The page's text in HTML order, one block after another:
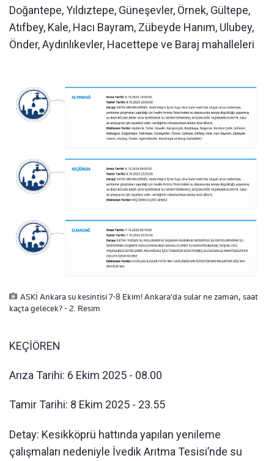
Doğantepe, Yıldıztepe, Güneşevler, Örnek, Gültepe,
Atıfbey, Kale, Hacı Bayram, Zübeyde Hanım, Ulubey,
Önder, Aydınlıkevler, Hacettepe ve Baraj mahalleleri
ASKİ Ankara su kesintisi 7-8 Ekim! Ankara'da sular ne zaman, saat
kaçta gelecek? - 2. Resim
KEÇİÖREN
Arıza Tarihi: 6 Ekim 2025 - 08.00
Tamir Tarihi: 8 Ekim 2025 - 23.55
Detay: Kesikköprü hattında yapılan yenileme
çalışmaları nedeniyle İvedik Arıtma Tesisi’nde su